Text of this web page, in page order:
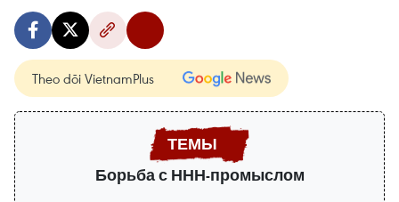
Theo dõi VietnamPlus
Борьба с ННН-промыслом